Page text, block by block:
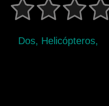
Dos, Helicópteros,